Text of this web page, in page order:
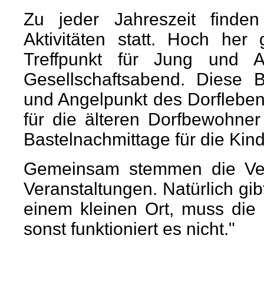
Zu jeder Jahreszeit
Aktivitäten statt. Hoch her
Treffpunkt für Jung und
Gesellschaftsabend. Diese
und Angelpunkt des
für die älteren
Bastelnachmittage für die
Gemeinsam stemmen die
Veranstaltungen. Natürlich
einem kleinen Ort, muss die
sonst funktioniert es nicht."